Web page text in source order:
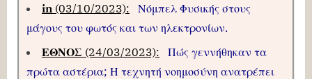
in (03/10/2023):
Νόμπελ Φυσικής στους
μάγους του φωτός και των ηλεκτρονίων.
ΕΘΝΟΣ (24/03/2023):
Πώς γεννήθηκαν τα
πρώτα αστέρια; Η τεχνητή νοημοσύνη ανατρέπει